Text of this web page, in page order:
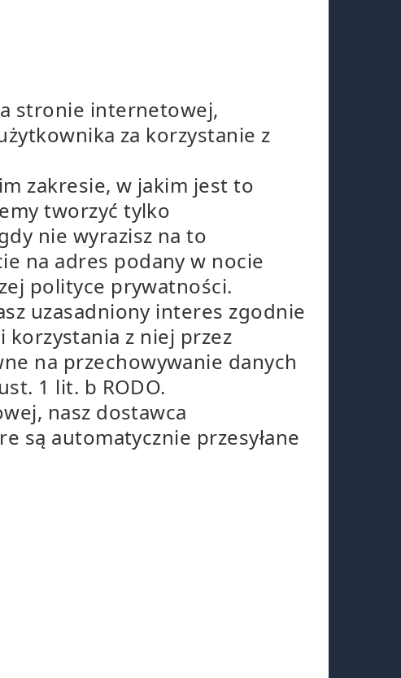
stronie internetowej,
za korzystanie z
zakresie, w jakim jest to
tworzyć tylko
nie wyrazisz na to
na adres podany w nocie
polityce prywatności.
uzasadniony interes zgodnie
korzystania z niej przez
na przechowywanie danych
1 lit. b RODO.
nasz dostawca
są automatycznie przesyłane